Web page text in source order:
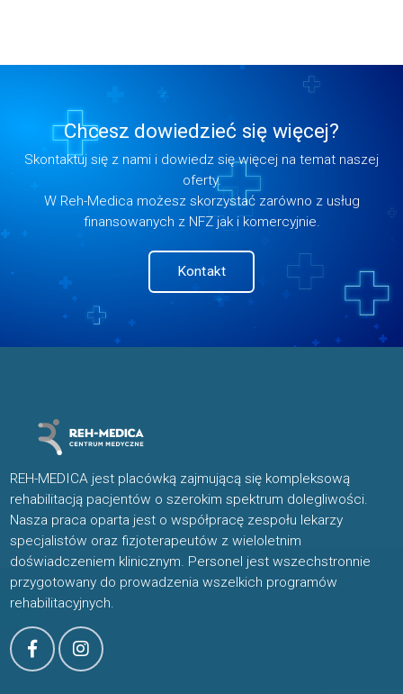
Chcesz dowiedzieć się więcej?
Skontaktuj się z nami i dowiedz się więcej na temat naszej
oferty.
W Reh-Medica możesz skorzystać zarówno z usług
finansowanych z NFZ jak i komercyjnie.
Kontakt
REH-MEDICA jest placówką zajmującą się kompleksową
rehabilitacją pacjentów o szerokim spektrum dolegliwości.
Nasza praca oparta jest o współpracę zespołu lekarzy
specjalistów oraz fizjoterapeutów z wieloletnim
doświadczeniem klinicznym. Personel jest wszechstronnie
przygotowany do prowadzenia wszelkich programów
rehabilitacyjnych.